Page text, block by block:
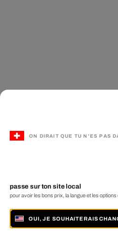
ON DIRAIT QUE TU N'ES PAS
passe sur ton site local
pour avoir les bons prix, la langue et les
OUI, JE SOUHAITERAIS